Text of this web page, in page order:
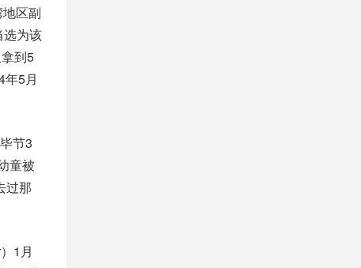
区副
选为该
到5
5月
节3
童被
过那
1月